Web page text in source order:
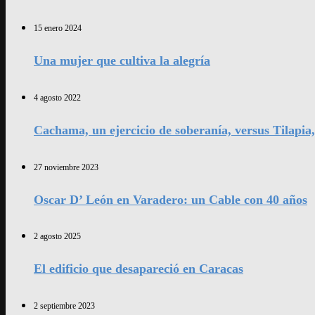
15 enero 2024
Una mujer que cultiva la alegría
4 agosto 2022
Cachama, un ejercicio de soberanía, versus
27 noviembre 2023
Oscar D’ León en Varadero: un Cable con 40 años
2 agosto 2025
El edificio que desapareció en Caracas
2 septiembre 2023